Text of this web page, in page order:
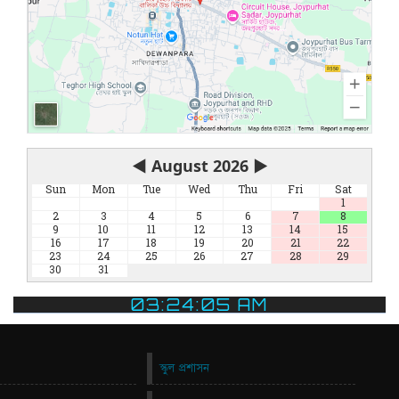
◀ August 2026 ▶
Sun Mon Tue Wed Thu Fri
Sat
1
2
3 4 5 6 7
8
9
10 11 12 13 14
15
16
17 18 19 20 21
22
23
24 25 26 27 28
29
30
31
03:24:05 AM
স্কুল প্রশাসন